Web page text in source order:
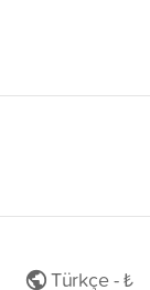
Türkçe - ₺